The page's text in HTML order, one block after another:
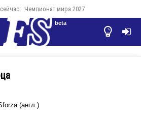
Чемпионат мира 2027


beta
(англ.)